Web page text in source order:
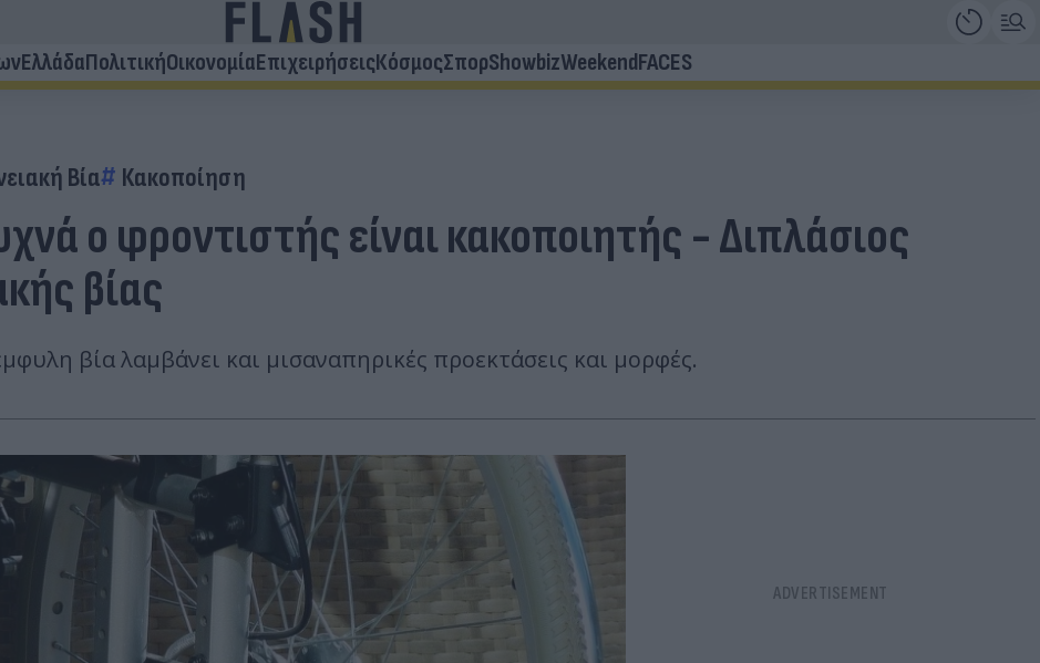
ΕλλάδαΠολιτικήΟικονομίαΕπιχειρήσειςΚόσμοςΣπορShowbizWeekendFACES
Βία Κακοποίηση
ο φροντιστής είναι κακοποιητής - Διπλάσιος
βίας
βία λαμβάνει και μισαναπηρικές προεκτάσεις και μορφές.